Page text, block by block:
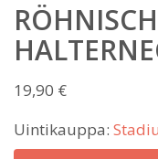
19,90 €
Uintikauppa: